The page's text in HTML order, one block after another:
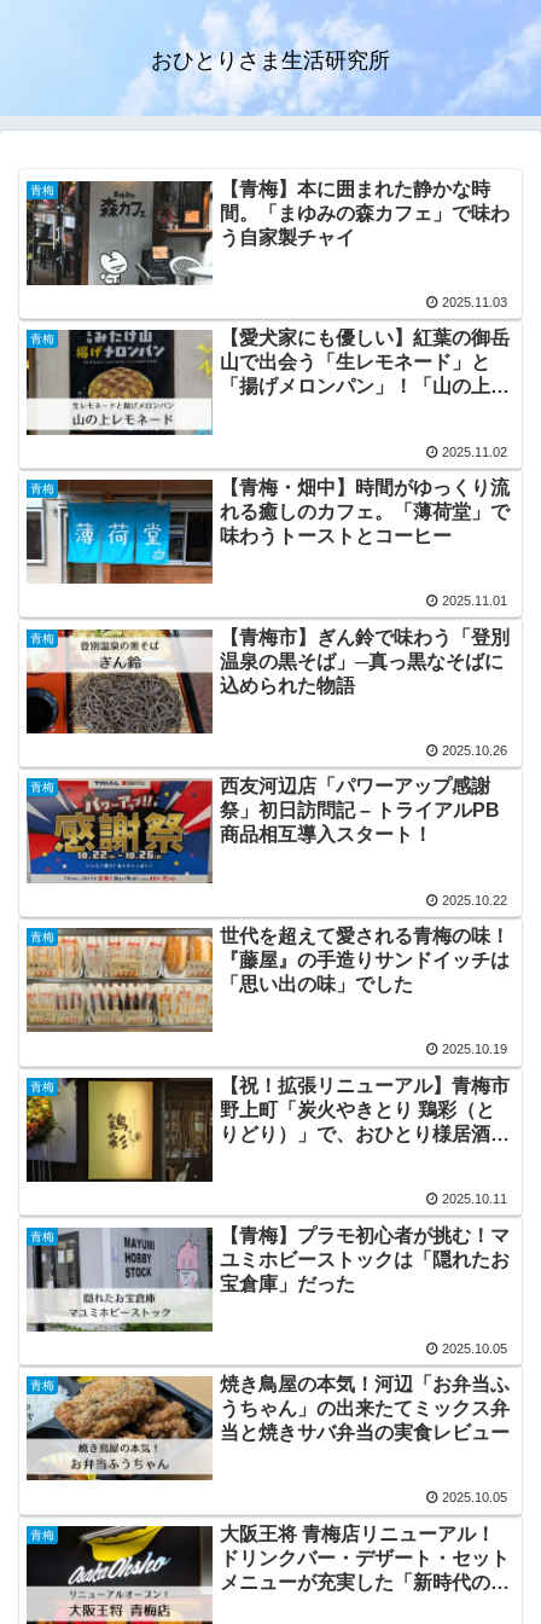
おひとりさま生活研究所
青梅
【青梅】本に囲まれた静かな時
間。「まゆみの森カフェ」で味わ
う自家製チャイ
2025.11.03
青梅
【愛犬家にも優しい】紅葉の御岳
山で出会う「生レモネード」と
「揚げメロンパン」！「山の上レ
2025.11.02
青梅
【青梅・畑中】時間がゆっくり流
れる癒しのカフェ。「薄荷堂」で
味わうトーストとコーヒー
2025.11.01
青梅
【青梅市】ぎん鈴で味わう「登別
温泉の黒そば」─真っ黒なそばに
込められた物語
2025.10.26
青梅
西友河辺店「パワーアップ感謝
祭」初日訪問記 – トライアルPB
商品相互導入スタート！
2025.10.22
青梅
世代を超えて愛される青梅の味！
『藤屋』の手造りサンドイッチは
「思い出の味」でした
2025.10.19
青梅
【祝！拡張リニューアル】青梅市
野上町「炭火やきとり 鶏彩（と
りどり）」で、おひとり様居酒屋
2025.10.11
青梅
【青梅】プラモ初心者が挑む！マ
ユミホビーストックは「隠れたお
宝倉庫」だった
2025.10.05
青梅
焼き鳥屋の本気！河辺「お弁当ふ
うちゃん」の出来たてミックス弁
当と焼きサバ弁当の実食レビュー
2025.10.05
青梅
大阪王将 青梅店リニューアル！
ドリンクバー・デザート・セット
メニューが充実した「新時代の街